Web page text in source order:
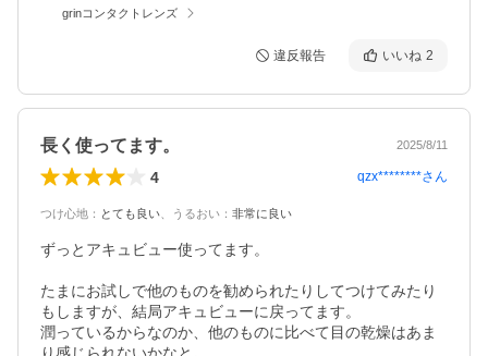
grinコンタクトレンズ
違反報告 いいね 2
長く使ってます。 2025/8/11
4 qzx********さん
つけ心地 ： とても良い うるおい ： 非常に良い
ずっとアキュビュー使ってます。
たまにお試しで他のものを勧められたりしてつけてみたり
もしますが、結局アキュビューに戻ってます。
潤っているからなのか、他のものに比べて目の乾燥はあま